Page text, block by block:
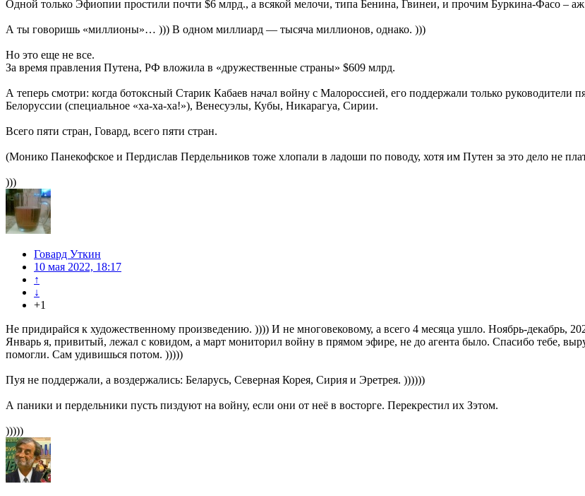
Одной только Эфиопии простили почти $6 млрд., а всякой мелочи, типа Бенина, Гвинеи, и прочим Буркина-Фасо –
А ты говоришь «миллионы»… ))) В одном миллиард — тысяча миллионов, однако. )))
Но это еще не все.
За время правления Путена, РФ вложила в «дружественные страны» $609 млрд.
А теперь смотри: когда ботоксный Старик Кабаев начал войну с Малороссией, его поддержали только руководители
Белоруссии (специальное «ха-ха-ха!»), Венесуэлы, Кубы, Никарагуа, Сирии.
Всего пяти стран, Говард, всего пяти стран.
(Монико Панекофское и Пердислав Пердельников тоже хлопали в ладоши по поводу, хотя им Путен за это дело не
)))
Говард Уткин
10 мая 2022, 18:17
↑
↓
+1
Не придирайся к художественному произведению. )))) И не многовековому, а всего 4 месяца ушло. Ноябрь-декабрь,
Январь я, привитый, лежал с ковидом, а март мониторил войну в прямом эфире, не до агента было. Спасибо тебе,
помогли. Сам удивишься потом. )))))
Пуя не поддержали, а воздержались: Беларусь, Северная Корея, Сирия и Эретрея. ))))))
А паники и пердельники пусть пиздуют на войну, если они от неё в восторге. Перекрестил их Зэтом.
)))))